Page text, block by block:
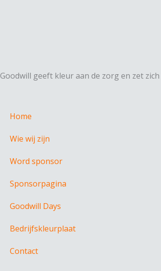
Goodwill geeft kleur aan de zorg en zet
Home
Wie wij zijn
Word sponsor
Sponsorpagina
Goodwill Days
Bedrijfskleurplaat
Contact